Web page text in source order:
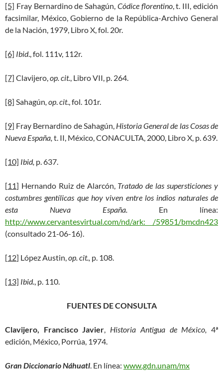
[5] Fray Bernardino de Sahagún, Códice florentino, t. III, edición
facsimilar, México, Gobierno de la República-Archivo General
de la Nación, 1979, Libro X, fol. 20r.
[6] Ibid., fol. 111v, 112r.
[7] Clavijero, op. cit. , Libro VII, p. 264.
[8] Sahagún , op cit., fol. 101r.
[9] Fray Bernardino de Sahagún, Historia General de las Cosas de
Nueva España, t. II, México, CONACULTA, 2000, Libro X, p. 639.
[10] Ibid, p. 637.
[11] Hernando Ruiz de Alarcón, Tratado de las supersticiones y
costumbres gentílicas que hoy viven entre los indios naturales de
esta Nueva España. En línea:
http://www.cervantesvirtual.com/nd/ark: /59851/bmcdn423
(consultado 21-06-16).
[12] López Austin, op. cit., p. 108.
[13] Ibid. , p. 110.
FUENTES DE CONSULTA
Clavijero, Francisco Javier Historia Antigua de México,4ª
edición, México, Porrúa, 1974.
Gran Diccionario Náhuatl . En línea: www.gdn.unam/mx